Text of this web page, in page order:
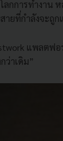
ลกการทำงาน
ายที่กำลังจะ
แพลตฟ
ว่าเดิม”